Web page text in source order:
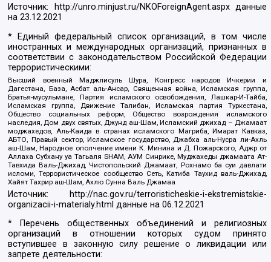
Источник: http://unro.minjust.ru/NKOForeignAgent.aspxданные
на23.12.2021
* Единый федеральный список организаций, в том числе
иностранных и международных организаций, признанных в
соответствии с законодательством Российской Федерации
террористическими:
Высший военный Маджлисуль Шура, Конгресс народов Ичкерии и
Дагестана, База, Асбат аль-Ансар, Священная война, Исламская группа,
Братья-мусульмане, Партия исламского освобождения, Лашкар-И-Тайба,
Исламская группа, Движение Талибан, Исламская партия Туркестана,
Общество социальных реформ, Общество возрождения исламского
наследия, Дом двух святых, Джунд аш-Шам, Исламский джихад – Джамаат
моджахедов, Аль-Каида в странах исламского Магриба, Имарат Кавказ,
АБТО, Правый сектор, Исламское государство, Джабха аль-Нусра ли-Ахль
аш-Шам, Народное ополчение имени К. Минина и Д. Пожарского, Аджр от
Аллаха Субхану уа Тагьаля SHAM, АУМ Синрике, Муджахеды джамаата Ат-
Тавхида Валь-Джихад, Чистопольский Джамаат, Рохнамо ба суи давлати
исломи, Террористическое сообщество Сеть, Катиба Таухид валь-Джихад,
Хайят Тахрир аш-Шам, Ахлю Сунна Валь Джамаа
Источник:
http://nac.gov.ru/terroristicheskie-i-ekstremistskie-
organizacii-i-materialy.html данные на06.12.2021
* Перечень общественных объединений и религиозных
организаций в отношении которых судом принято
вступившее в законную силу решение о ликвидации или
запрете деятельности: